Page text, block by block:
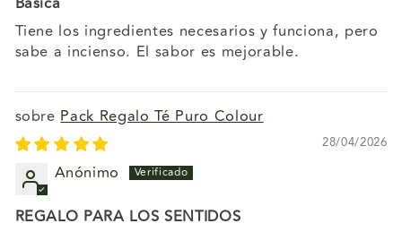
Tiene los ingredientes necesarios y funciona, pero
sabe a incienso. El sabor es mejorable.
Pack Regalo Té Puro Colour
28/04/2026
Anónimo
REGALO PARA LOS SENTIDOS